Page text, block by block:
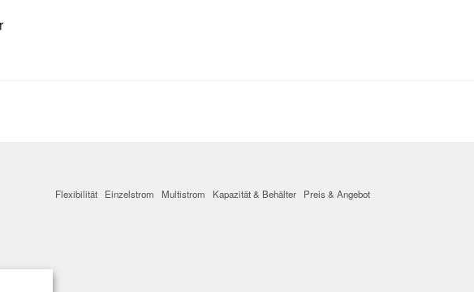
Flexibilität Einzelstrom Multistrom Kapazität & Behälter Preis & Angebot